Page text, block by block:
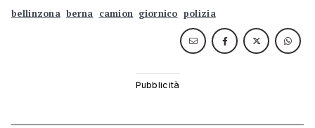
bellinzona berna camion giornico polizia